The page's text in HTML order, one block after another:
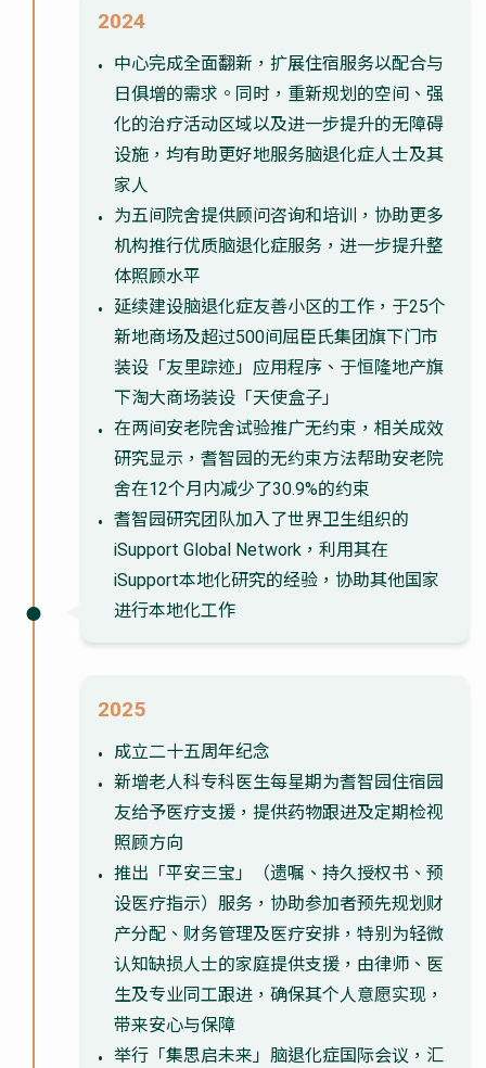
2024
中心完成全面翻新，扩展住宿服务以配合与
日俱增的需求。同时，重新规划的空间、强
化的治疗活动区域以及进一步提升的无障碍
设施，均有助更好地服务脑退化症人士及其
家人
为五间院舍提供顾问咨询和培训，协助更多
机构推行优质脑退化症服务，进一步提升整
体照顾水平
延续建设脑退化症友善小区的工作，于25个
新地商场及超过500间屈臣氏集团旗下门市
装设「友里踪迹」应用程序、于恒隆地产旗
下淘大商场装设「天使盒子」
在两间安老院舍试验推广无约束，相关成效
研究显示，耆智园的无约束方法帮助安老院
舍在12个月内减少了30.9%的约束
耆智园研究团队加入了世界卫生组织的
iSupport Global Network，利用其在
iSupport本地化研究的经验，协助其他国家
进行本地化工作
2025
成立二十五周年纪念
新增老人科专科医生每星期为耆智园住宿园
友给予医疗支援，提供药物跟进及定期检视
照顾方向
推出「平安三宝」（遗嘱、持久授权书、预
设医疗指示）服务，协助参加者预先规划财
产分配、财务管理及医疗安排，特别为轻微
认知缺损人士的家庭提供支援，由律师、医
生及专业同工跟进，确保其个人意愿实现，
带来安心与保障
举行「集思启未来」脑退化症国际会议，汇